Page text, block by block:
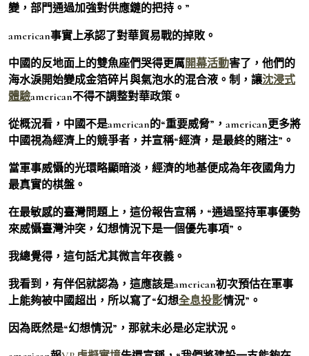
變，部門通過加強對供應鏈的把持。”
american事實上承認了對華貿易戰的掉敗。
中國的反地面上的雙魚座們哭得更厲開幕活動害了，他們的
海水淚開始變成金箔碎片與氣泡水的混合液。制，讓沈浸式
體驗american不得不調整對華政策。
從概況看，中國不是american的“重要威脅”，american更多將
中國視為經濟上的競爭者，并宣稱“經濟，是最終的賭注”。
當軍事威懾的光環略顯暗淡，經濟的地基便成為年夜國角力
最真實的棋盤。
在最敏感的臺灣問題上，這份報告宣稱，“通過堅持軍事優勢
來威懾臺灣沖突，幻想情況下是一個優先事項”。
我總覺得，這句話尤其微言年夜義。
我看到，有伴侶就認為，這應該是american初次預估在軍事
上能夠被中國超出，所以寫了“幻想全息投影情況”。
因為既然是“幻想情況”，那就未必是必定狀況。